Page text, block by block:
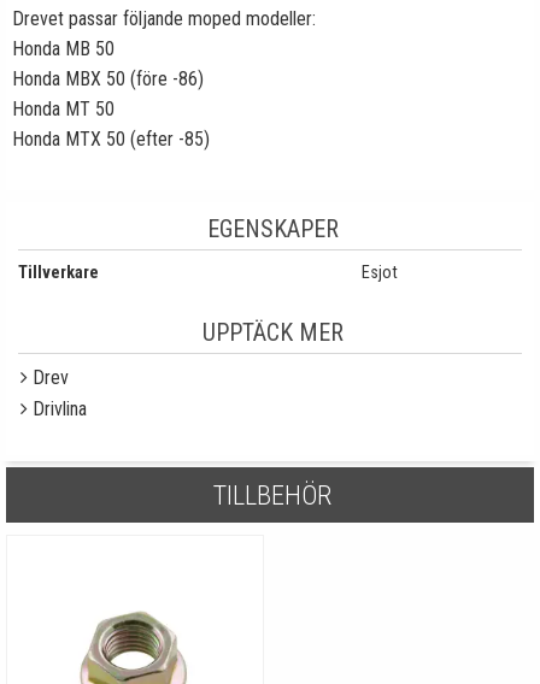
Drevet passar följande moped modeller:
Honda MB 50
Honda MBX 50 (före -86)
Honda MT 50
Honda MTX 50 (efter -85)
EGENSKAPER
Tillverkare Esjot
UPPTÄCK MER
Drev
Drivlina
TILLBEHÖR